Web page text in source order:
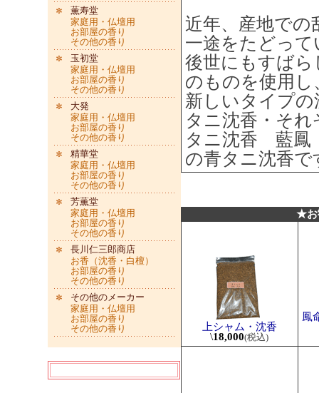
薫寿堂
家庭用・仏壇用
お部屋の香り
その他の香り
玉初堂
家庭用・仏壇用
お部屋の香り
その他の香り
大発
家庭用・仏壇用
お部屋の香り
その他の香り
精華堂
家庭用・仏壇用
お部屋の香り
その他の香り
芳薫堂
家庭用・仏壇用
お部屋の香り
その他の香り
長川仁三郎商店
お香（沈香・白檀）
お部屋の香り
その他の香り
その他のメーカー
家庭用・仏壇用
お部屋の香り
その他の香り
近年、産地での
一途をたどって
後世にもすば
のものを使用し
新しいタイプ
タニ沈香・そ
タニ沈香 藍鳳
の青タニ沈香で
★お
上シャム・沈香
\18,000(税込)
鳳